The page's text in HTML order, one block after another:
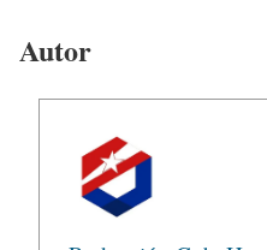
Autor